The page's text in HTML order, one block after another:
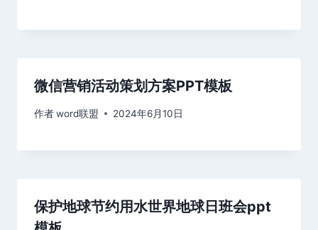
微信营销活动策划方案PPT模板
作者word联盟 2024年6月10日
保护地球节约用水世界地球日班会ppt